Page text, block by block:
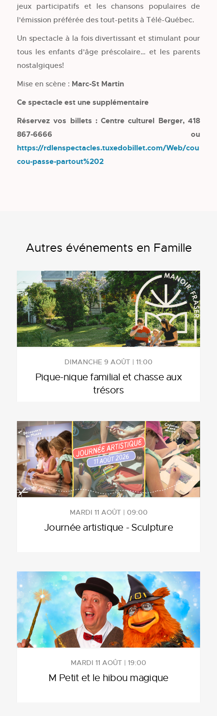
jeux participatifs et les chansons populaires de
l’émission préférée des tout-petits à Télé-Québec.
Un spectacle à la fois divertissant et stimulant pour
tous les enfants d’âge préscolaire… et les parents
nostalgiques!
Mise en scène : Marc-St Martin
Ce spectacle est une supplémentaire
Réservez vos billets : Centre culturel Berger, 418
867-6666 ou
https://rdlenspectacles.tuxedobillet.com/Web/cou
cou-passe-partout%202
Autres événements en Famille
DIMANCHE 9 AOÛT | 11:00
Pique-nique familial et chasse aux
trésors
MARDI 11 AOÛT | 09:00
Journée artistique - Sculpture
MARDI 11 AOÛT | 19:00
M Petit et le hibou magique